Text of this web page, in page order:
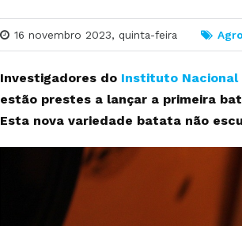
16 novembro 2023, quinta-feira
Investigadores do Instituto Nacional
estão prestes a lançar a primeira
Esta nova variedade batata não